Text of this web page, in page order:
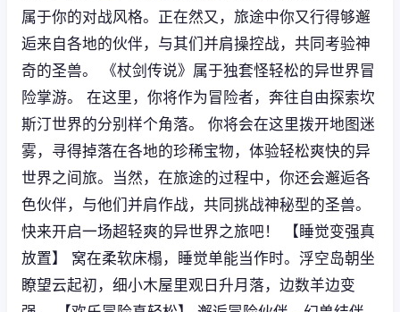
属于你的对战风格。正在然又，旅途中你又行得够邂
逅来自各地的伙伴，与其们并肩操控战，共同考验神
奇的圣兽。 《杖剑传说》属于独套怪轻松的异世界冒
险掌游。 在这里，你将作为冒险者，奔往自由探索坎
斯汀世界的分别样个角落。 你将会在这里拨开地图迷
雾，寻得掉落在各地的珍稀宝物，体验轻松爽快的异
世界之间旅。当然，在旅途的过程中，你还会邂逅各
色伙伴，与他们并肩作战，共同挑战神秘型的圣兽。
快来开启一场超轻爽的异世界之旅吧！ 【睡觉变强真
放置】 窝在柔软床榻，睡觉单能当作时。浮空岛朝坐
瞭望云起初，细小木屋里观日升月落，边数羊边变